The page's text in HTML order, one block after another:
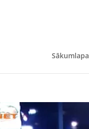
Sākumlapa